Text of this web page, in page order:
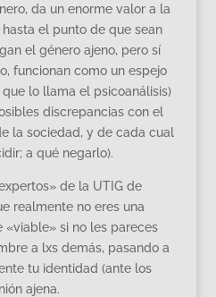
da un enorme valor a la
el punto de que sean
el género ajeno, pero sí
funcionan como un espejo
lo llama el psicoanálisis)
discrepancias con el
la sociedad, y de cada cual
a qué negarlo).
de la UTIG de
realmente no eres una
si no les pareces
a lxs demás, pasando a
tu identidad (ante los
ajena.